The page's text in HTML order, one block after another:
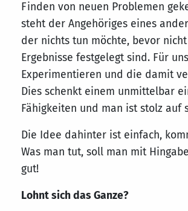
Finden von neuen Problemen
steht der Angehöriges eines
der nichts tun möchte, bevor
Ergebnisse festgelegt sind. Für
Experimentieren und die damit
Dies schenkt einem unmittelbar
Fähigkeiten und man ist stolz auf
Die Idee dahinter ist einfach,
Was man tut, soll man mit
gut!
Lohnt sich das Ganze?